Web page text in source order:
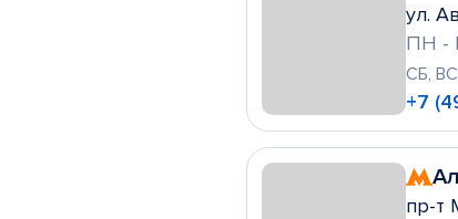
ул.
ПН -
СБ,
+7
пр-т